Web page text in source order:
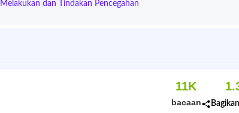
dan Tindakan Pencegahan
11K
bacaan